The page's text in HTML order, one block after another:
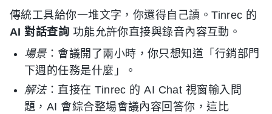
傳統工具給你一堆文字，你還得自己讀。Tinrec 的
AI 對話查詢 功能允許你直接與錄音內容互動。
場景：會議開了兩小時，你只想知道「行銷部門
下週的任務是什麼」。
解法：直接在 Tinrec 的 AI Chat 視窗輸入問
題，AI 會綜合整場會議內容回答你，這比